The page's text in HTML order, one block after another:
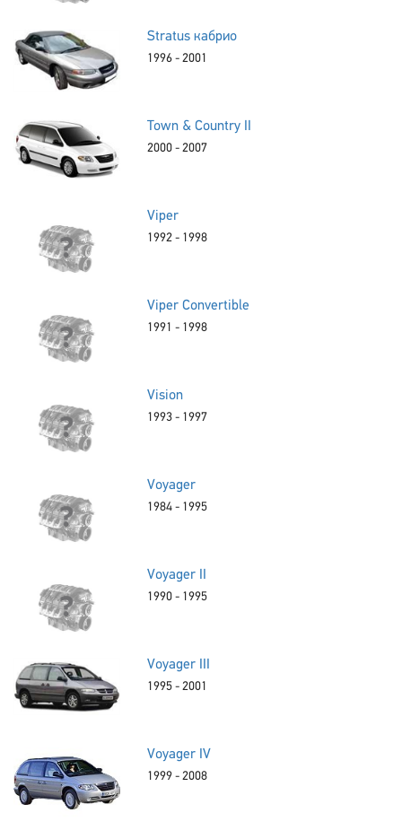
Stratus кабрио
1996 - 2001
Town & Country II
2000 - 2007
Viper
1992 - 1998
Viper Convertible
1991 - 1998
Vision
1993 - 1997
Voyager
1984 - 1995
Voyager II
1990 - 1995
Voyager III
1995 - 2001
Voyager IV
1999 - 2008